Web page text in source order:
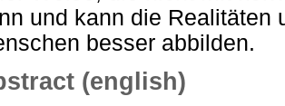
und kann die Realitäten
besser abbilden.
(english)